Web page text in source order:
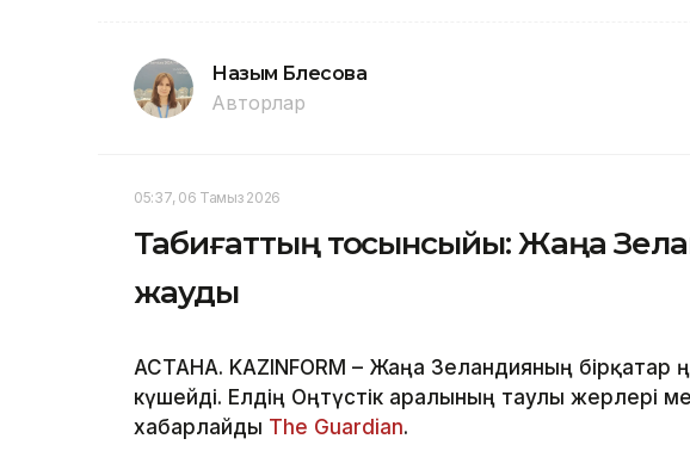
Назым Бөлесова
Авторлар
05:37, 06 Тамыз 2026
Табиғаттың тосынсыйы: Жаңа
жауды
АСТАНА. KAZINFORM – Жаңа Зеландияның бірқатар
күшейді. Елдің Оңтүстік аралының таулы жерлері
хабарлайды The Guardian.